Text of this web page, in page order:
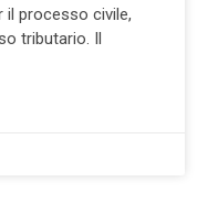
il processo civile,
tributario. Il